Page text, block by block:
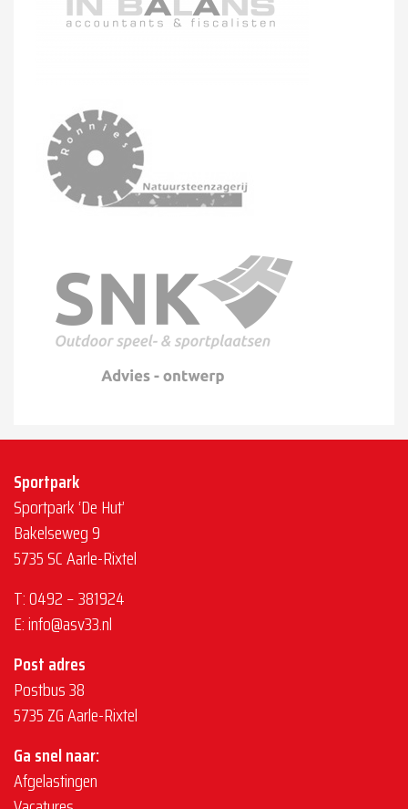
Sportpark
Sportpark ‘De Hut’
Bakelseweg 9
5735 SC Aarle-Rixtel
T:0492 – 381924
E:info@asv33.nl
Post adres
Postbus 38
5735 ZG Aarle-Rixtel
Ga snel naar:
Afgelastingen